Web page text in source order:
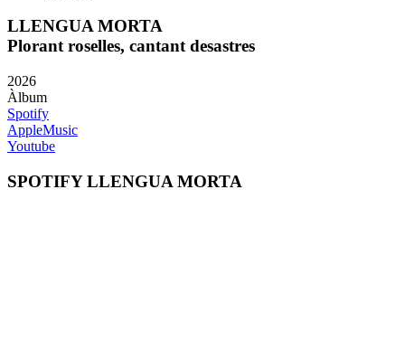
LLENGUA MORTA
Plorant roselles, cantant desastres
2026
Àlbum
Spotify
AppleMusic
Youtube
SPOTIFY LLENGUA MORTA